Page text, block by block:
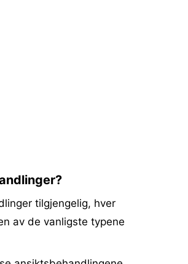
tilgjengelig, hver
av de vanligste typene